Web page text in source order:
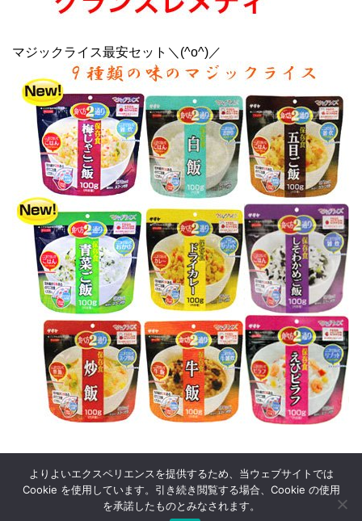
マジックライス最安セット＼(^o^)／
よりよいエクスペリエンスを提供するため、当ウェブサイトでは
Cookie を使用しています。引き続き閲覧する場合、Cookie の使用
を承諾したものとみなされます。